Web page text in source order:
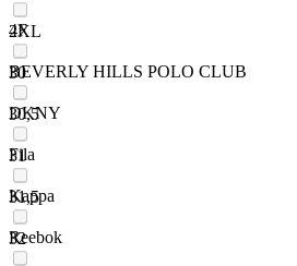
2XL
30
30,5
31
31,5
32
4F
BEVERLY HILLS POLO CLUB
DKNY
Fila
Kappa
Reebok